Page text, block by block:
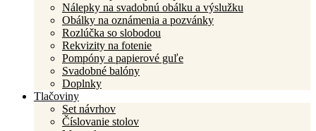
Nálepky na svadobnú obálku a výslužku
Obálky na oznámenia a pozvánky
Rozlúčka so slobodou
Rekvizity na fotenie
Pompóny a papierové guľe
Svadobné balóny
Doplnky
Tlačoviny
Set návrhov
Číslovanie stolov